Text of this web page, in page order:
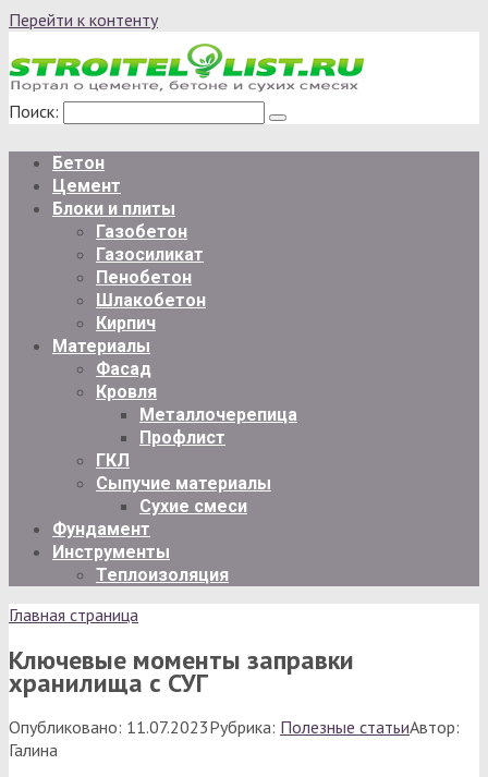
Перейти к контенту
Поиск:
Бетон
Цемент
Блоки и плиты
Газобетон
Газосиликат
Пенобетон
Шлакобетон
Кирпич
Материалы
Фасад
Кровля
Металлочерепица
Профлист
ГКЛ
Сыпучие материалы
Сухие смеси
Фундамент
Инструменты
Теплоизоляция
Главная страница
Ключевые моменты заправки
хранилища с СУГ
Опубликовано: 11.07.2023Рубрика: Полезные статьиАвтор:
Галина